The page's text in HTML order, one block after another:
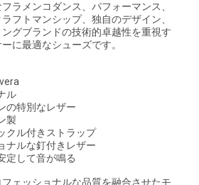
ラメンコダンス、パフォーマンス、
フトマンシップ、独自のデザイン、
グブランドの技術的卓越性を重視す
に最適なシューズです。
ル
の特別なレザー
製
クル付きストラップ
ナルな釘付きレザー
定して音が鳴る
ェッショナルな品質を融合させたモ